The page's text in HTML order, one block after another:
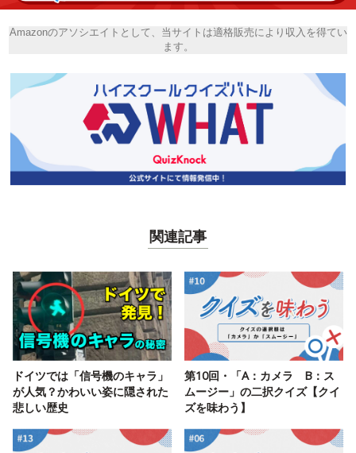
Amazonのアソシエイトとして、当サイトは適格販売により収入を得てい
ます。
関連記事
ドイツでは「信号機のキャラ」
が人気？かわいい姿に隠された
悲しい歴史
第10回・「A：カメラ B：ス
ムージー」の二択クイズ【クイ
ズを味わう】